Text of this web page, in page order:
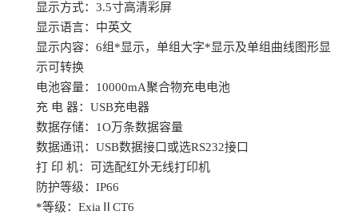
显示方式： 3.5寸高清彩屏
显示语言：中英文
显示内容： 6组*显示，单组大字*显示及单组曲线图形显
示可转换
电池容量： 10000mA聚合物充电电池
充 电 器： USB充电器
数据存储： 1O万条数据容量
数据通讯： USB数据接口或选RS232接口
打 印 机：可选配红外无线打印机
防护等级： IP66
*等级： ExiaⅡCT6